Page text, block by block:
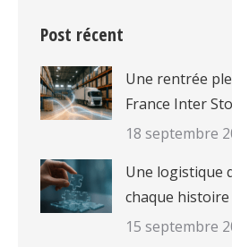
Post récent
Une rentrée
France Inter
18 septembre
Une logistique
chaque histoire
15 septembre